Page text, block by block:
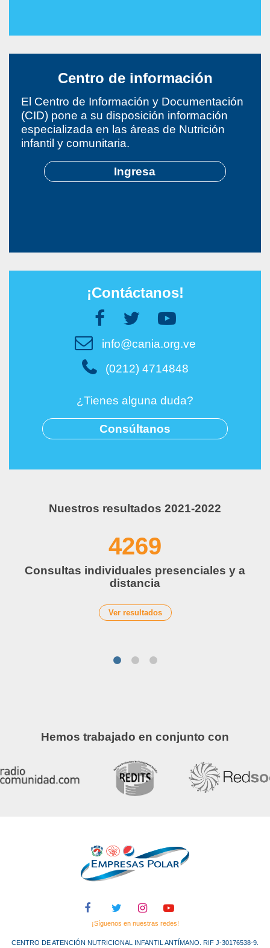
Centro de información
El Centro de Información y Documentación
(CID) pone a su disposición información
especializada en las áreas de Nutrición
infantil y comunitaria.
Ingresa
¡Contáctanos!
info@cania.org.ve
(0212) 4714848
¿Tienes alguna duda?
Consúltanos
Nuestros resultados 2021-2022
4269
Consultas individuales presenciales y a
distancia
Ver resultados
1 2 3
Hemos trabajado en conjunto con
¡Síguenos en nuestras redes!
CENTRO DE ATENCIÓN NUTRICIONAL INFANTIL ANTÍMANO. RIF J-30176538-9.